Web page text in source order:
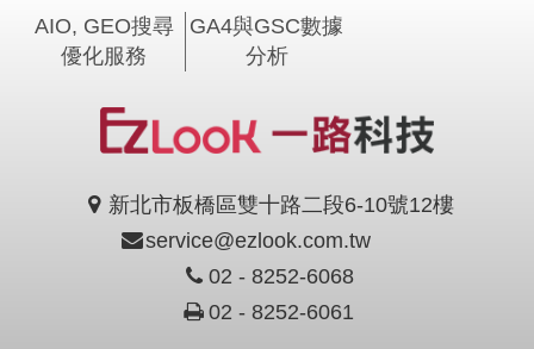
AIO, GEO搜尋
優化服務
GA4與GSC數據
分析
新北市板橋區雙十路二段6-10號12樓
service@ezlook.com.tw
02 - 8252-6068
02 - 8252-6061